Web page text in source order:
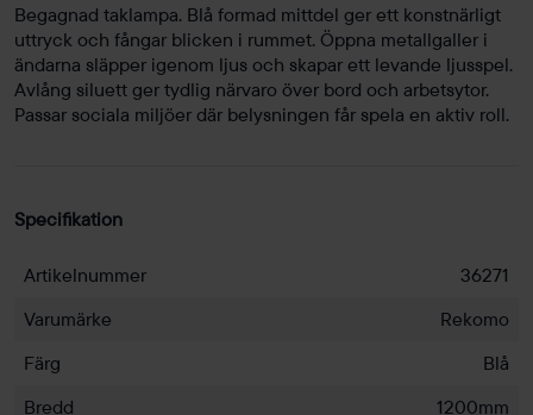
Begagnad taklampa. Blå formad mittdel ger ett konstnärligt
uttryck och fångar blicken i rummet. Öppna metallgaller i
ändarna släpper igenom ljus och skapar ett levande ljusspel.
Avlång siluett ger tydlig närvaro över bord och arbetsytor.
Passar sociala miljöer där belysningen får spela en aktiv roll.
Specifikation
Artikelnummer
36271
Varumärke
Rekomo
Färg
Blå
Bredd
1200mm